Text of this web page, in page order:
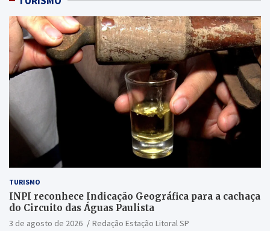
TURISMO
INPI reconhece Indicação Geográfica para a cachaça
do Circuito das Águas Paulista
3 de agosto de 2026 Redação Estação Litoral SP